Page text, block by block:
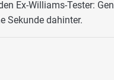
Ex-Williams-Tester:
Sekunde dahinter.